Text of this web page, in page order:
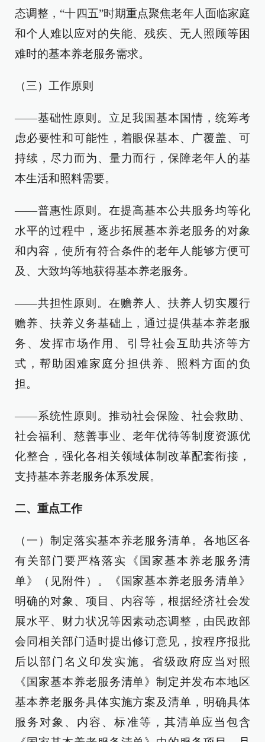
态调整，“十四五”时期重点聚焦老年人面临家庭
和个人难以应对的失能、残疾、无人照顾等困
难时的基本养老服务需求。
（三）工作原则
——基础性原则。立足我国基本国情，统筹考
虑必要性和可能性，着眼保基本、广覆盖、可
持续，尽力而为、量力而行，保障老年人的基
本生活和照料需要。
——普惠性原则。在提高基本公共服务均等化
水平的过程中，逐步拓展基本养老服务的对象
和内容，使所有符合条件的老年人能够方便可
及、大致均等地获得基本养老服务。
——共担性原则。在赡养人、扶养人切实履行
赡养、扶养义务基础上，通过提供基本养老服
务、发挥市场作用、引导社会互助共济等方
式，帮助困难家庭分担供养、照料方面的负
担。
——系统性原则。推动社会保险、社会救助、
社会福利、慈善事业、老年优待等制度资源优
化整合，强化各相关领域体制改革配套衔接，
支持基本养老服务体系发展。
二、重点工作
（一）制定落实基本养老服务清单。各地区各
有关部门要严格落实《国家基本养老服务清
单》（见附件）。《国家基本养老服务清单》
明确的对象、项目、内容等，根据经济社会发
展水平、财力状况等因素动态调整，由民政部
会同相关部门适时提出修订意见，按程序报批
后以部门名义印发实施。省级政府应当对照
《国家基本养老服务清单》制定并发布本地区
基本养老服务具体实施方案及清单，明确具体
服务对象、内容、标准等，其清单应当包含